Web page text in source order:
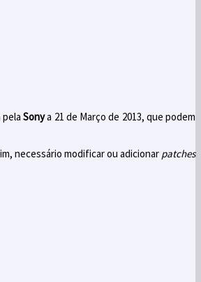
Sonya 21 de Março de 2013, que podem
necessário modificar ou adicionar patches